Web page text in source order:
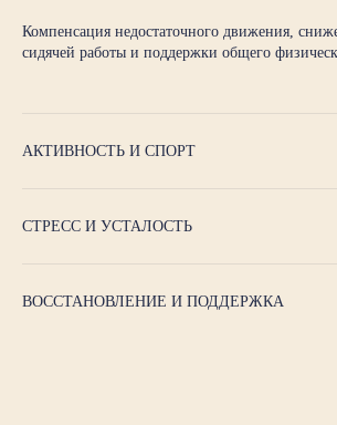
Компенсация недостаточного движения,
сидячей работы и поддержки общего
АКТИВНОСТЬ И СПОРТ
СТРЕСС И УСТАЛОСТЬ
ВОССТАНОВЛЕНИЕ И ПОДДЕРЖКА